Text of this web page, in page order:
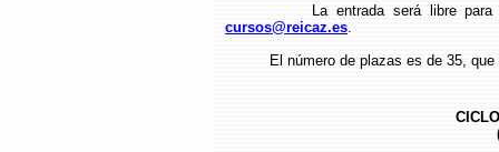
La entrada será libre
cursos@reicaz.es.
El número de plazas es de 35,